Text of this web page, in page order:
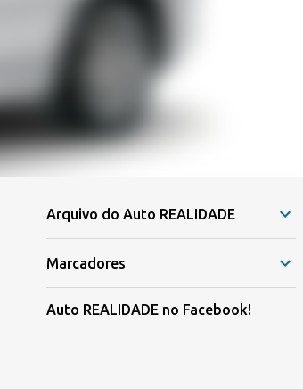
Arquivo do Auto REALIDADE
Marcadores
Auto REALIDADE no Facebook!